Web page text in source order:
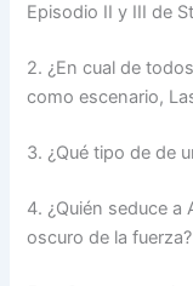
Episodio II y III de
2. ¿En cual de
como escenario,
3. ¿Qué tipo de de
4. ¿Quién seduce a
oscuro de la